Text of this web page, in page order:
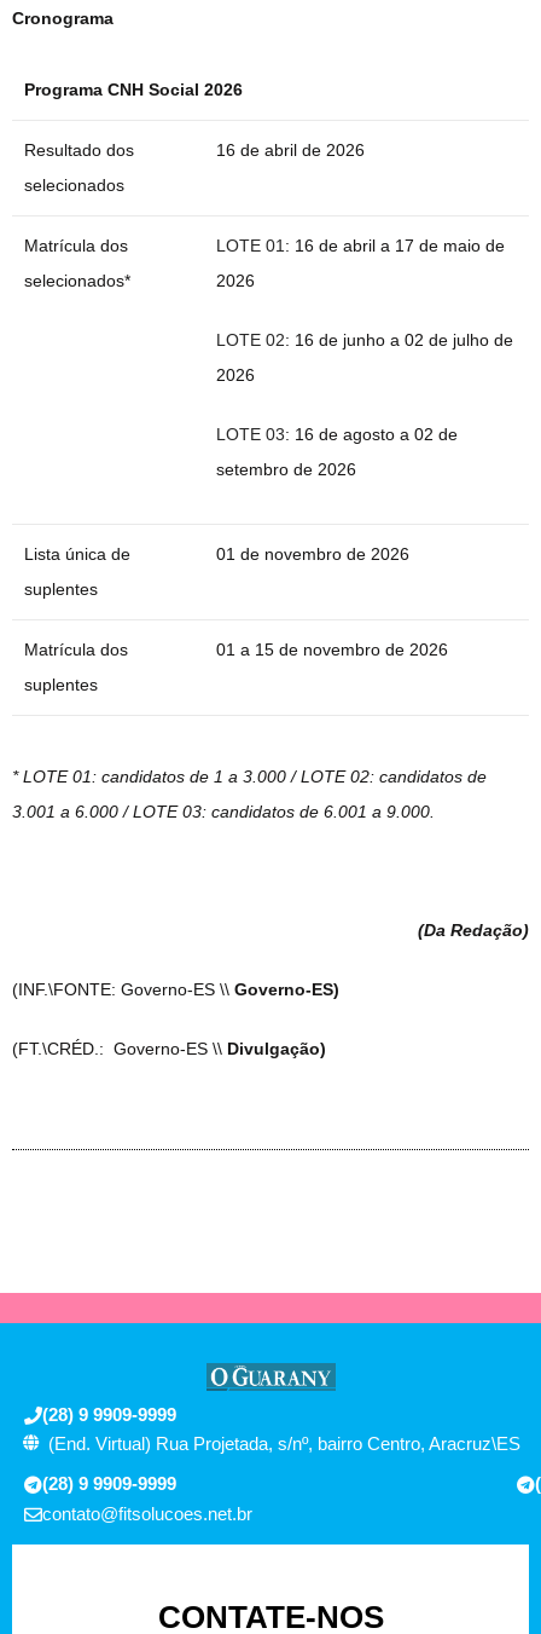
Cronograma
Programa CNH Social 2026
Resultado dos
selecionados
16 de abril de 2026
Matrícula dos
selecionados*
LOTE 01 : 16 de abril a 17 de maio de
2026
LOTE 02: 16 de junho a 02 de julho de
2026
LOTE 03: 16 de agosto a 02 de
setembro de 2026
Lista única de
suplentes
01 de novembro de 2026
Matrícula dos
suplentes
01 a 15 de novembro de 2026
* LOTE 01: candidatos de 1 a 3.000 / LOTE 02: candidatos de
3.001 a 6.000 / LOTE 03: candidatos de 6.001 a 9.000.
(Da Redação)
(INF.\FONTE: Governo-ES \\ Governo-ES)
(FT.\CRÉD.: Governo-ES \\ Divulgação)
(28) 9 9909-9999
(End. Virtual) Rua Projetada, s/nº, bairro Centro, Aracruz\ES
(28) 9 9909-9999
contato@fitsolucoes.net.br
CONTATE-NOS